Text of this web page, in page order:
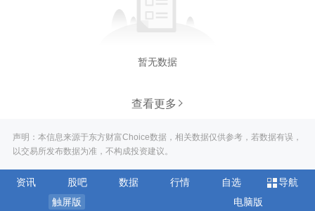
暂无数据
查看更多
声明：本信息来源于东方财富Choice数据，相关数据仅供参考，若数据有误，
以交易所发布数据为准，不构成投资建议。
资讯 股吧 数据 行情 自选
导航
触屏版
电脑版